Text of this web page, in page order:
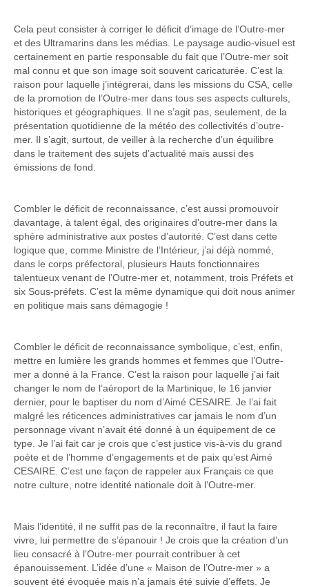
Cela peut consister à corriger le déficit d’image de l’Outre-mer
et des Ultramarins dans les médias. Le paysage audio-visuel est
certainement en partie responsable du fait que l’Outre-mer soit
mal connu et que son image soit souvent caricaturée. C’est la
raison pour laquelle j’intégrerai, dans les missions du CSA, celle
de la promotion de l’Outre-mer dans tous ses aspects culturels,
historiques et géographiques. Il ne s’agit pas, seulement, de la
présentation quotidienne de la météo des collectivités d’outre-
mer. Il s’agit, surtout, de veiller à la recherche d’un équilibre
dans le traitement des sujets d’actualité mais aussi des
émissions de fond.
Combler le déficit de reconnaissance, c’est aussi promouvoir
davantage, à talent égal, des originaires d’outre-mer dans la
sphère administrative aux postes d’autorité. C’est dans cette
logique que, comme Ministre de l’Intérieur, j’ai déjà nommé,
dans le corps préfectoral, plusieurs Hauts fonctionnaires
talentueux venant de l’Outre-mer et, notamment, trois Préfets et
six Sous-préfets. C’est la même dynamique qui doit nous animer
en politique mais sans démagogie !
Combler le déficit de reconnaissance symbolique, c’est, enfin,
mettre en lumière les grands hommes et femmes que l’Outre-
mer a donné à la France. C’est la raison pour laquelle j’ai fait
changer le nom de l’aéroport de la Martinique, le 16 janvier
dernier, pour le baptiser du nom d’Aimé CESAIRE. Je l’ai fait
malgré les réticences administratives car jamais le nom d’un
personnage vivant n’avait été donné à un équipement de ce
type. Je l’ai fait car je crois que c’est justice vis-à-vis du grand
poète et de l’homme d’engagements et de paix qu’est Aimé
CESAIRE. C’est une façon de rappeler aux Français ce que
notre culture, notre identité nationale doit à l’Outre-mer.
Mais l’identité, il ne suffit pas de la reconnaître, il faut la faire
vivre, lui permettre de s’épanouir ! Je crois que la création d’un
lieu consacré à l’Outre-mer pourrait contribuer à cet
épanouissement. L’idée d’une « Maison de l’Outre-mer » a
souvent été évoquée mais n’a jamais été suivie d’effets. Je